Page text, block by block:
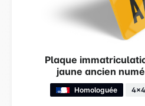
Plaque
jaune ancien
Homologuée 4x4